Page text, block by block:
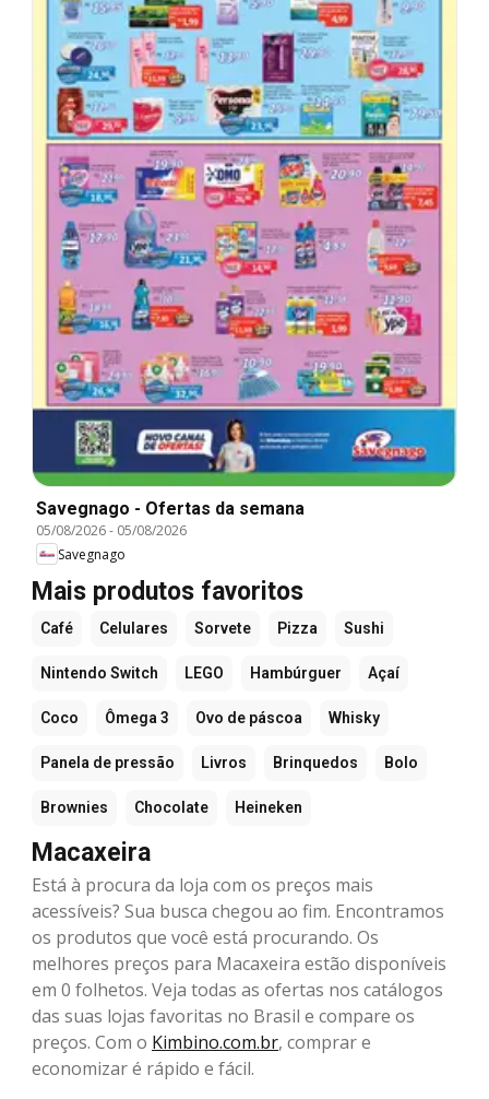
Savegnago - Ofertas da semana
05/08/2026- 05/08/2026
Savegnago
Mais produtos favoritos
Café Celulares Sorvete Pizza Sushi
Nintendo Switch LEGO Hambúrguer Açaí
Coco Ômega 3 Ovo de páscoa Whisky
Panela de pressão Livros Brinquedos Bolo
Brownies Chocolate Heineken
Macaxeira
Está à procura da loja com os preços mais
acessíveis? Sua busca chegou ao fim. Encontramos
os produtos que você está procurando. Os
melhores preços para Macaxeira estão disponíveis
em 0 folhetos. Veja todas as ofertas nos catálogos
das suas lojas favoritas no Brasil e compare os
preços. Com o Kimbino.com.br, comprar e
economizar é rápido e fácil.